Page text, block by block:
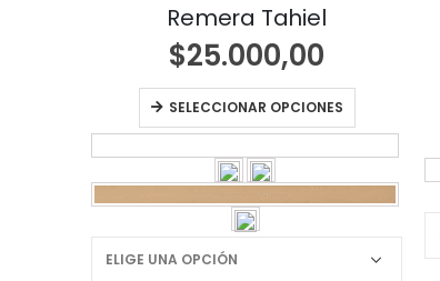
Remera Tahiel
$25.000,00
SELECCIONAR OPCIONES